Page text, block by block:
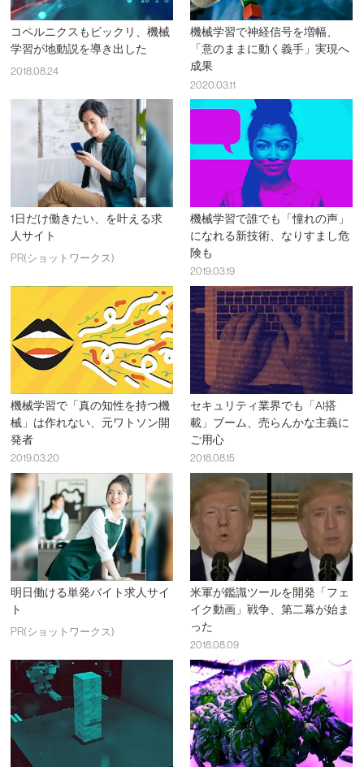
コペルニクスもビックリ、機械
学習が地動説を導き出した
2018.08.24
機械学習で神経信号を増幅、
「意のままに動く義手」実現へ
成果
2020.03.11
1日だけ働きたい、を叶える求
人サイト
PR(ショットワークス)
機械学習で誰でも「憧れの声」
になれる新技術、なりすまし危
険も
2019.03.19
機械学習で「真の知性を持つ機
械」は作れない、元ワトソン開
発者
2019.03.20
セキュリティ業界でも「AI搭
載」ブーム、売らんかな主義に
ご用心
2018.08.15
明日働ける単発バイト求人サイ
ト
PR(ショットワークス)
米軍が鑑識ツールを開発「フェ
イク動画」戦争、第二幕が始ま
った
2018.08.09